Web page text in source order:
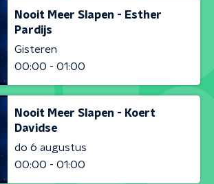
Nooit Meer Slapen - Esther
Pardijs
Gisteren
00:00 - 01:00
Nooit Meer Slapen - Koert
Davidse
do 6 augustus
00:00 - 01:00